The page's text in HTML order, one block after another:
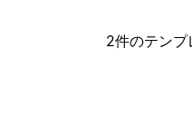
2件のテンプ